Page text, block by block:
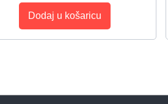
Dodaj u košaricu